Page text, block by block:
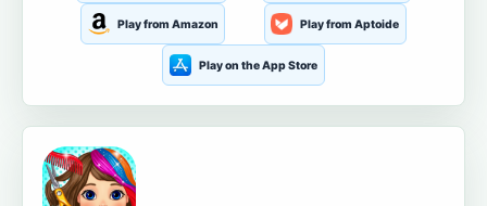
Play from Amazon Play from Aptoide
Play on the App Store